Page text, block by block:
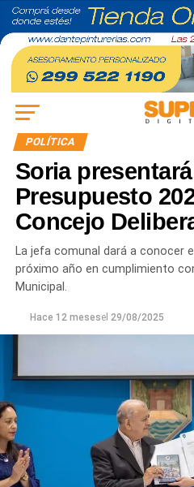
POLÍTICA
Soria presentará
Presupuesto
Concejo
La jefa comunal dará a conocer
próximo año en cumplimiento
Municipal.
Hace 12 mesesel 29/08/2025